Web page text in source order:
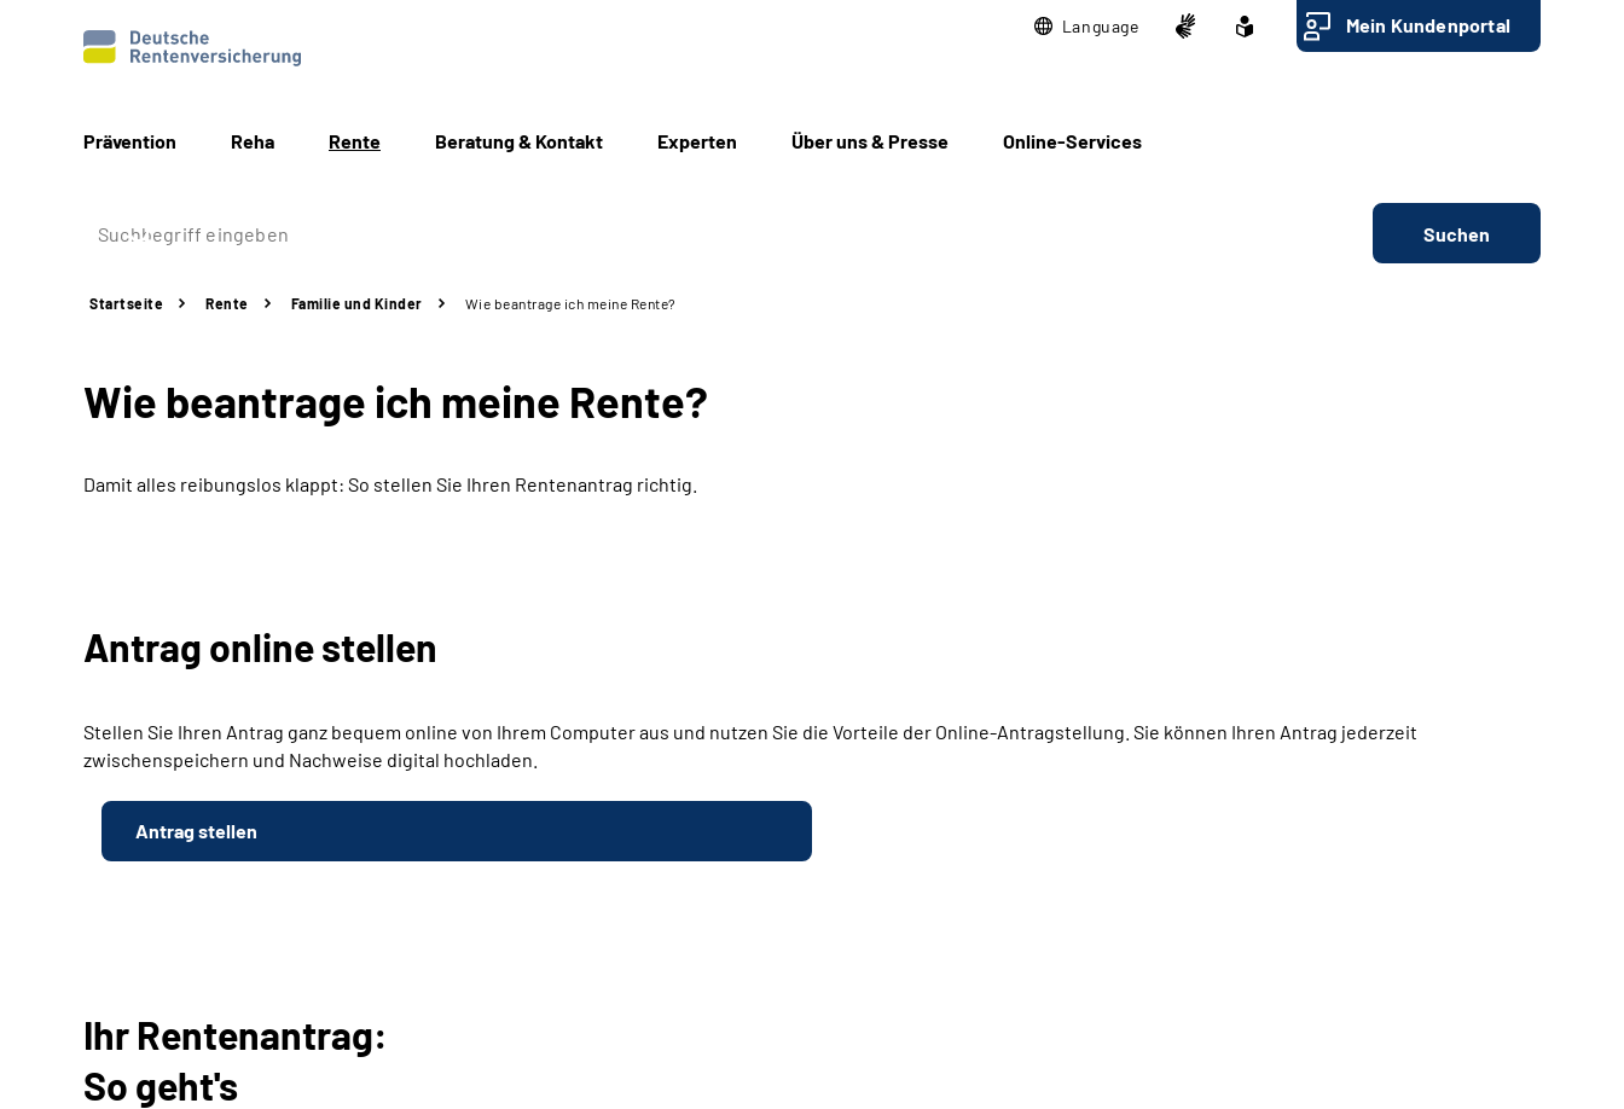
Language Mein Kundenportal
Prävention Reha Rente Beratung & Kontakt Experten Über uns & Presse Online-Services
Suchen
Startseite Rente Familie und Kinder Wie beantrage ich meine Rente?
Wie beantrage ich meine Rente?
Damit alles reibungslos klappt: So stellen Sie Ihren Rentenantrag richtig.
Antrag online stellen
Stellen Sie Ihren Antrag ganz bequem online von Ihrem Computer aus und nutzen Sie die Vorteile der Online-Antragstellung. Sie können Ihren Antrag jederzeit
zwischenspeichern und Nachweise digital hochladen.
Antrag stellen
Ihr Rentenantrag:
So geht's